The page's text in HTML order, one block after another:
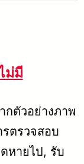
ม่มี
กตัวอย่างภาพ
ตรวจสอบ
หายไป, รับ